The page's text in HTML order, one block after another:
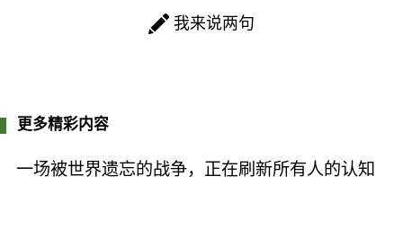
我来说两句
更多精彩内容
一场被世界遗忘的战争，正在刷新所有人的认知